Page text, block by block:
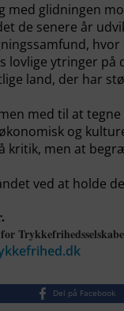
med glidningen
de senere år
lovlige ytringer på
land, der har
med til at
og
kritik, men at
ved at holde
Del på Facebook